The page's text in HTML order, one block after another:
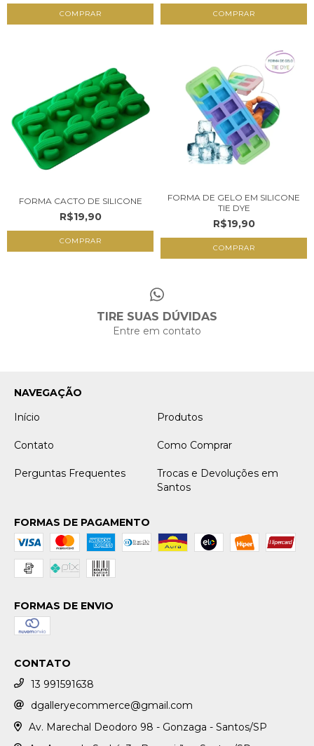
COMPRAR COMPRAR
FORMA CACTO DE SILICONE
R$19,90
FORMA DE GELO EM SILICONE
TIE DYE
R$19,90
COMPRAR
TIRE SUAS DÚVIDAS
Entre em contato
NAVEGAÇÃO
Início
Produtos
Contato Como Comprar
Perguntas Frequentes
Trocas e Devoluções em
Santos
FORMAS DE PAGAMENTO
FORMAS DE ENVIO
CONTATO
13 991591638
dgalleryecommerce@gmail.com
Av. Marechal Deodoro 98 - Gonzaga - Santos/SP